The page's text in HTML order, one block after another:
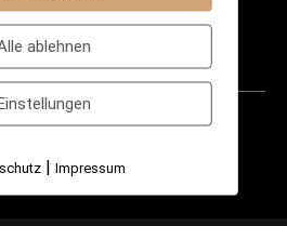
Veranstaltung
ablehnen
|Impressum